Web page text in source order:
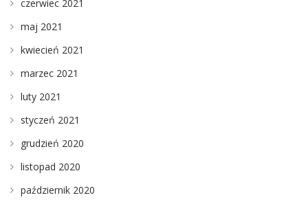
czerwiec 2021
maj 2021
kwiecień 2021
marzec 2021
luty 2021
styczeń 2021
grudzień 2020
listopad 2020
październik 2020